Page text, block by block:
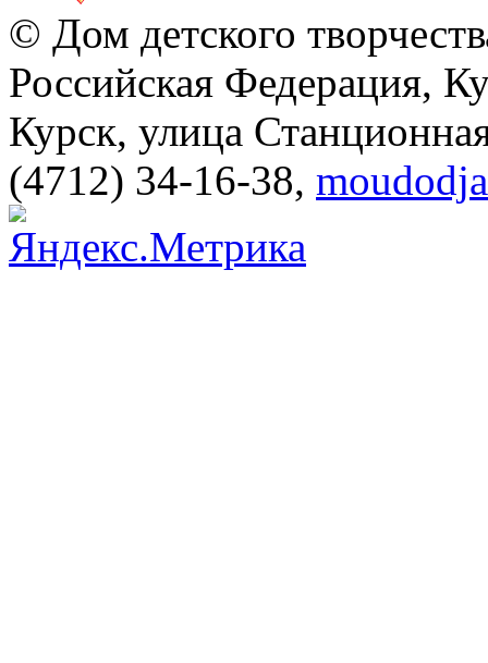
© Дом детского
Российская Федерация,
Курск, улица
(4712) 34-16-38,